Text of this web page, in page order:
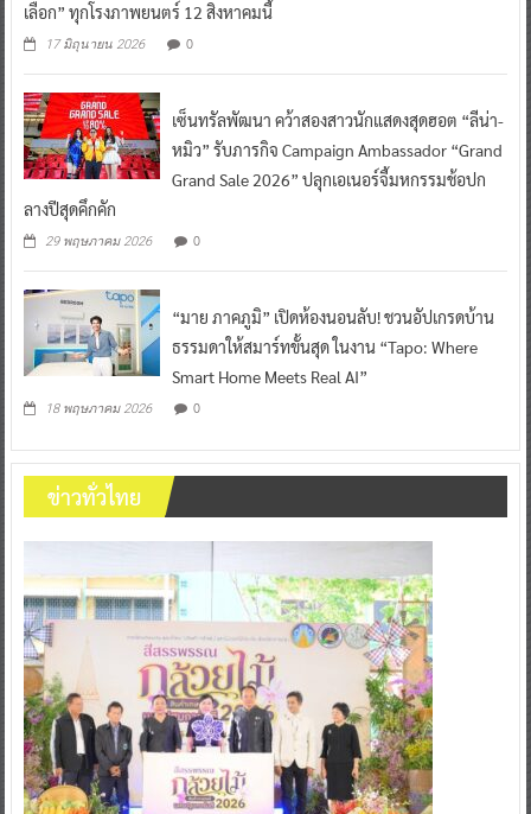
เลือก” ทุกโรงภาพยนตร์ 12 สิงหาคมนี้
17 มิถุนายน 2026 0
เซ็นทรัลพัฒนา คว้าสองสาวนักแสดงสุดฮอต “ลีน่า-
หมิว” รับภารกิจ Campaign Ambassador “Grand
Grand Sale 2026” ปลุกเอเนอร์จี้มหกรรมช้อปก
ลางปีสุดคึกคัก
29 พฤษภาคม 2026 0
“มาย ภาคภูมิ” เปิดห้องนอนลับ! ชวนอัปเกรดบ้าน
ธรรมดาให้สมาร์ทขั้นสุด ในงาน “Tapo: Where
Smart Home Meets Real AI”
18 พฤษภาคม 2026 0
ข่าวทั่วไทย